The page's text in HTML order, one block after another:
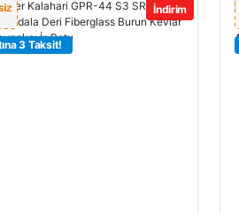
İndirim
3 Taksit!